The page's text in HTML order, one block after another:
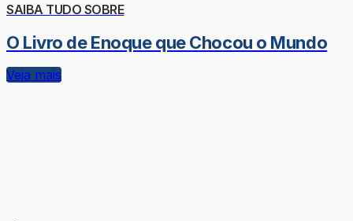
SAIBA TUDO SOBRE
O Livro de Enoque que Chocou o Mundo
Veja mais